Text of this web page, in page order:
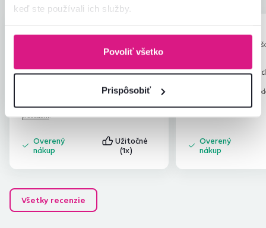
keď ste používali ich služby.
Povoliť všetko
Prispôsobiť
Iveta K. 4.6hviezdičky
Návod montáže by mohol byť
detailnejší, ale zvládli sme to.
prevedení.
Overený
nákup
Užitočné
(1x)
Tamara V.
28.10.2023,
Neboli dodané všetky
Recenzia pre rovnaký
Overený
nákup
Všetky recenzie